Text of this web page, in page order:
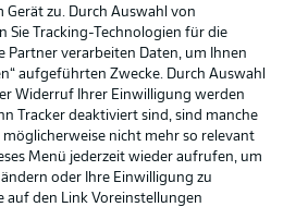
Voreinstellungen verwalten
Nutzungsbedingungen
Jobs
Partner
Gerät zu. Durch Auswahl von
Sie Tracking-Technologien für die
Partner verarbeiten Daten, um Ihnen
aufgeführten Zwecke. Durch Auswahl
Widerruf Ihrer Einwilligung werden
Tracker deaktiviert sind, sind manche
möglicherweise nicht mehr so relevant
Menü jederzeit wieder aufrufen, um
ändern oder Ihre Einwilligung zu
auf den Link Voreinstellungen